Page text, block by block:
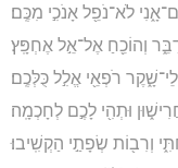
לֹא־נֹפֵ֖ל אָנֹכִ֣י מִכֶּֽם׃
וְהוֹכֵ֖חַ אֶל־אֵ֣ל אֶחְפָּֽץ׃
רֹפְאֵ֖י אֱלִ֣ל כֻּלְּכֶֽם׃
וּתְהִ֖י לָכֶ֣ם לְחָכְמָֽה׃
וְרִב֖וֹת שְׂפָתַ֣י הַקְשִֽׁיבוּ׃